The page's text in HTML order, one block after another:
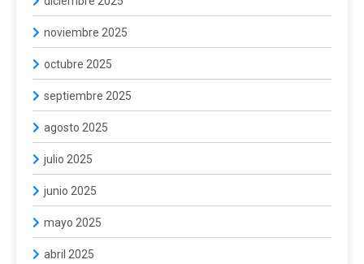
noviembre 2025
octubre 2025
septiembre 2025
agosto 2025
julio 2025
junio 2025
mayo 2025
abril 2025